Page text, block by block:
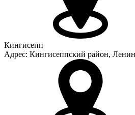
Кингисепп
Адрес: Кингисеппский район,